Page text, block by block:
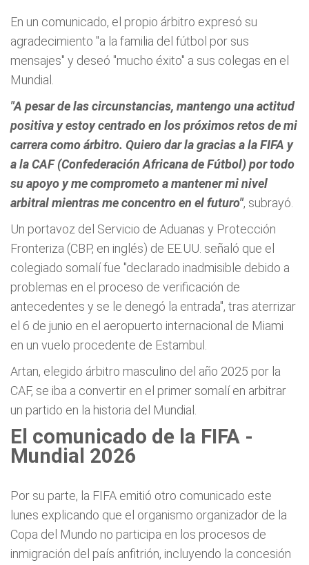
En un comunicado, el propio árbitro expresó su
agradecimiento "a la familia del fútbol por sus
mensajes" y deseó "mucho éxito" a sus colegas en el
Mundial.
"A pesar de las circunstancias, mantengo una actitud
positiva y estoy centrado en los próximos retos de mi
carrera como árbitro. Quiero dar la gracias a la FIFA y
a la CAF (Confederación Africana de Fútbol) por todo
su apoyo y me comprometo a mantener mi nivel
arbitral mientras me concentro en el futuro", subrayó.
Un portavoz del Servicio de Aduanas y Protección
Fronteriza (CBP, en inglés) de EE.UU. señaló que el
colegiado somalí fue "declarado inadmisible debido a
problemas en el proceso de verificación de
antecedentes y se le denegó la entrada", tras aterrizar
el 6 de junio en el aeropuerto internacional de Miami
en un vuelo procedente de Estambul.
Artan, elegido árbitro masculino del año 2025 por la
CAF, se iba a convertir en el primer somalí en arbitrar
un partido en la historia del Mundial.
El comunicado de la FIFA -
Mundial 2026
Por su parte, la FIFA emitió otro comunicado este
lunes explicando que el organismo organizador de la
Copa del Mundo no participa en los procesos de
inmigración del país anfitrión, incluyendo la concesión